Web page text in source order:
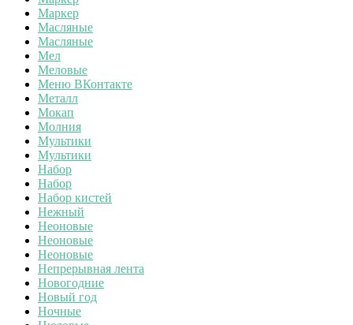
Маркер
Масляные
Масляные
Мел
Меловые
Меню ВКонтакте
Металл
Мокап
Молния
Мультики
Мультики
Набор
Набор
Набор кистей
Нежный
Неоновые
Неоновые
Неоновые
Непрерывная лента
Новогодние
Новый год
Ночные